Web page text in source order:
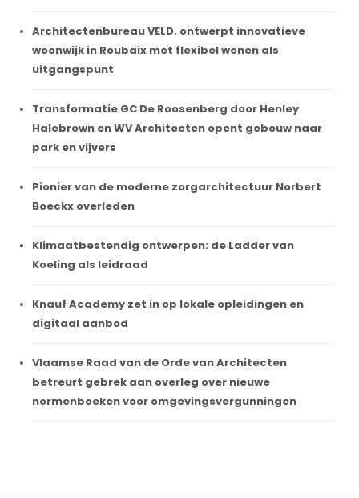
Architectenbureau VELD. ontwerpt innovatieve
woonwijk in Roubaix met flexibel wonen als
uitgangspunt
Transformatie GC De Roosenberg door Henley
Halebrown en WV Architecten opent gebouw naar
park en vijvers
Pionier van de moderne zorgarchitectuur Norbert
Boeckx overleden
Klimaatbestendig ontwerpen: de Ladder van
Koeling als leidraad
Knauf Academy zet in op lokale opleidingen en
digitaal aanbod
Vlaamse Raad van de Orde van Architecten
betreurt gebrek aan overleg over nieuwe
normenboeken voor omgevingsvergunningen